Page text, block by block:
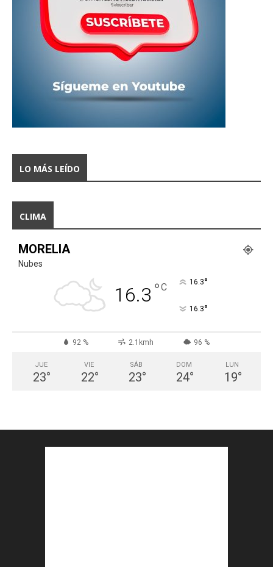
LO MÁS LEÍDO
CLIMA
MORELIA
Nubes
16.3 °C 16.3°
16.3°
92 % 2.1kmh 96 %
JUE
23°
VIE
22°
SÁB
23°
DOM
24°
LUN
19°